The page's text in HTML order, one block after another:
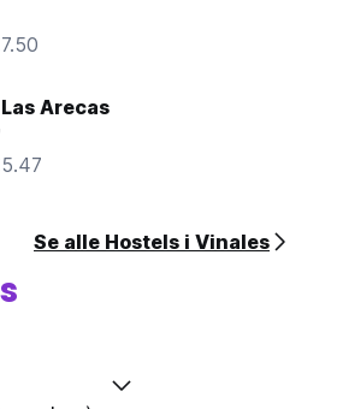
Arecas
Se alle Hostels i Vinales